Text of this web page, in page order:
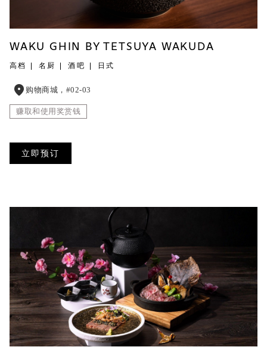
WAKU GHIN BY TETSUYA WAKUDA
高档 名厨 酒吧 日式
购物商城，#02-03
赚取和使用奖赏钱
立即预订